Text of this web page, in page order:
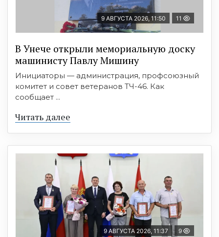
9 АВГУСТА 2026, 11:50 11
В Унече открыли мемориальную доску
машинисту Павлу Мишину
Инициаторы — администрация, профсоюзный
комитет и совет ветеранов ТЧ-46. Как
сообщает ...
Читать далее
9 АВГУСТА 2026, 11:37 9